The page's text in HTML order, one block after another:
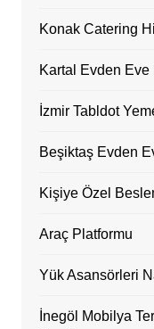
Konak Catering
Kartal Evden Eve
İzmir Tabldot
Beşiktaş Evden
Kişiye Özel
Araç Platformu
Yük Asansörleri
İnegöl Mobilya